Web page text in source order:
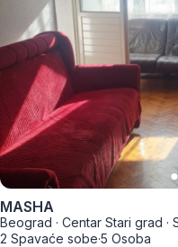
MASHA
Beograd · Centar Stari grad ·
2 Spavaće sobe·5 Osoba